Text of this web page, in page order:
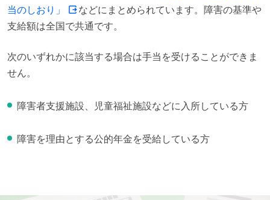
当のしおり」
などにまとめられています。障害の基準や
支給額は全国で共通です。
次のいずれかに該当する場合は手当を受けることができま
せん。
障害者支援施設、児童福祉施設などに入所している方
障害を理由とする公的年金を受給している方